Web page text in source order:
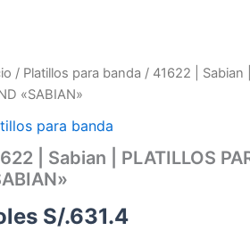
/ Platillos para banda / 41622 | Sabian
«SABIAN»
para banda
| Sabian | PLATILLOS
S/.631.4